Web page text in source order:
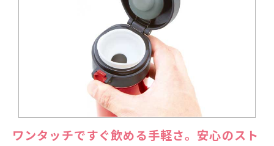
ワンタッチですぐ飲める手軽さ。安心のスト